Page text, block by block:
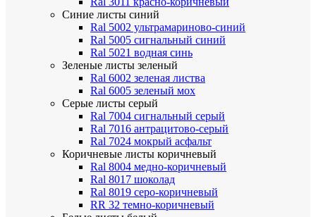
Синие листы синий
Ral 5002 ультрамариново-синий
Ral 5005 сигнальный синий
Ral 5021 водная синь
Зеленые листы зеленый
Ral 6002 зеленая листва
Ral 6005 зеленый мох
Серые листы серый
Ral 7004 сигнальный серый
Ral 7016 антрацитово-серый
Ral 7024 мокрый асфальт
Коричневые листы коричневый
Ral 8004 медно-коричневый
Ral 8017 шоколад
Ral 8019 серо-коричневый
RR 32 темно-коричневый